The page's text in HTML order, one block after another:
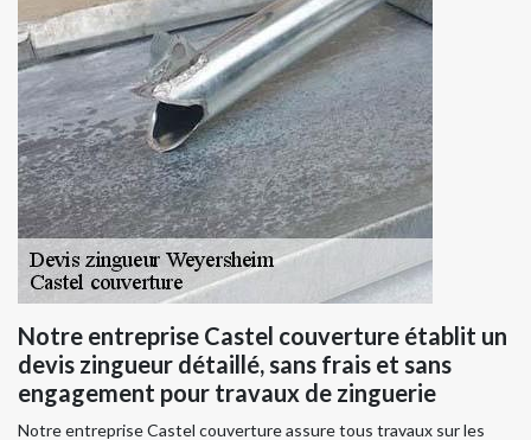
Notre entreprise Castel couverture établit un
devis zingueur détaillé, sans frais et sans
engagement pour travaux de zinguerie
Notre entreprise Castel couverture assure tous travaux sur les